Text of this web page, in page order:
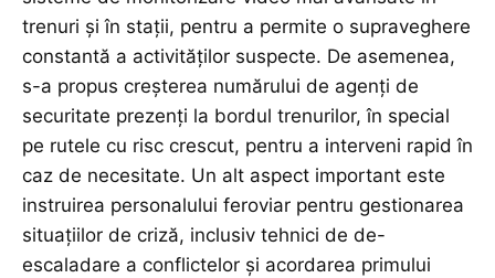
trenuri și în stații, pentru a permite o supraveghere
constantă a activităților suspecte. De asemenea,
s-a propus creșterea numărului de agenți de
securitate prezenți la bordul trenurilor, în special
pe rutele cu risc crescut, pentru a interveni rapid în
caz de necesitate. Un alt aspect important este
instruirea personalului feroviar pentru gestionarea
situațiilor de criză, inclusiv tehnici de de-
escaladare a conflictelor și acordarea primului